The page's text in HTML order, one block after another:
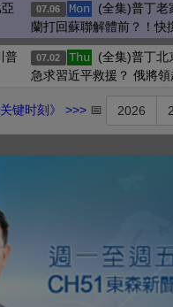
07.06 Mon
(全集)普丁老
蘭打回蘇聯解體前？！快
普
07.02 Thu
(全集)普丁北
急求習近平救援？ 俄將
键时刻》 >>> 📅 2026